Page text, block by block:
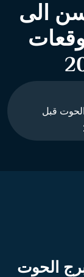
الى
قبل
الحوت